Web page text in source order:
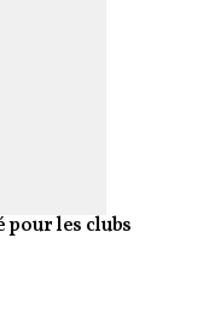
pour les clubs